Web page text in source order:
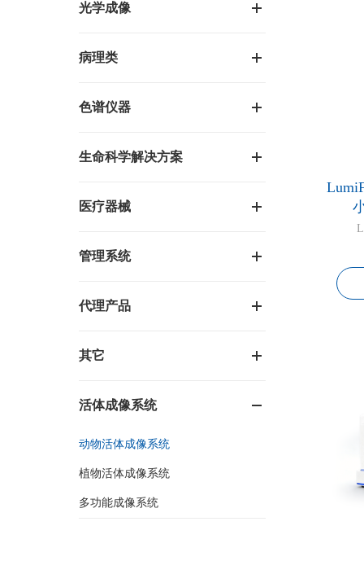
光学成像
病理类
色谱仪器
生命科学解决方案
医疗器械
管理系统
代理产品
其它
活体成像系统
动物活体成像系统
植物活体成像系统
多功能成像系统